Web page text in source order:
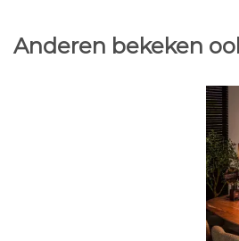
Anderen bekeken